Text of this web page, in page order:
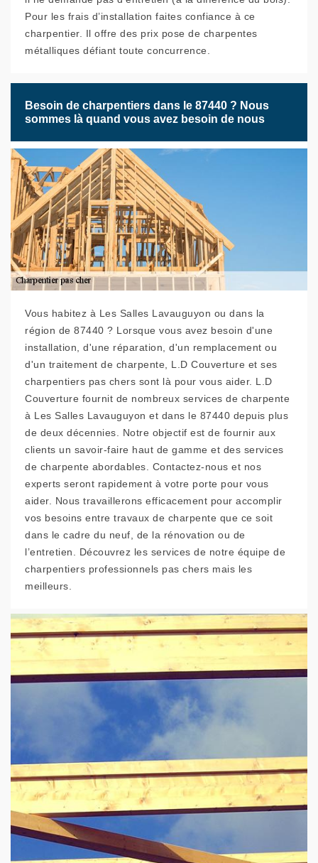
Pour les frais d’installation faites confiance à ce
charpentier. Il offre des prix pose de charpentes
métalliques défiant toute concurrence.
Besoin de charpentiers dans le 87440 ? Nous
sommes là quand vous avez besoin de nous
Vous habitez à Les Salles Lavauguyon ou dans la
région de 87440 ? Lorsque vous avez besoin d'une
installation, d'une réparation, d'un remplacement ou
d'un traitement de charpente, L.D Couverture et ses
charpentiers pas chers sont là pour vous aider. L.D
Couverture fournit de nombreux services de charpente
à Les Salles Lavauguyon et dans le 87440 depuis plus
de deux décennies. Notre objectif est de fournir aux
clients un savoir-faire haut de gamme et des services
de charpente abordables. Contactez-nous et nos
experts seront rapidement à votre porte pour vous
aider. Nous travaillerons efficacement pour accomplir
vos besoins entre travaux de charpente que ce soit
dans le cadre du neuf, de la rénovation ou de
l’entretien. Découvrez les services de notre équipe de
charpentiers professionnels pas chers mais les
meilleurs.